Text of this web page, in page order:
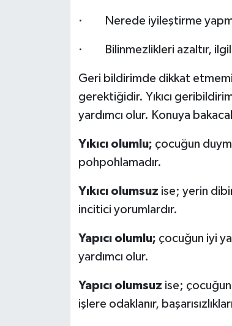
· Nerede iyileştirme
· Bilinmezlikleri azaltır,
Geri bildirimde dikkat
gerektiğidir. Yıkıcı
yardımcı olur. Konuya
Yıkıcı olumlu; çocuğun
pohpohlamadır.
Yıkıcı olumsuz ise; yerin
incitici yorumlardır.
Yapıcı olumlu; çocuğun iyi
yardımcı olur.
Yapıcı olumsuz ise;
işlere odaklanır,